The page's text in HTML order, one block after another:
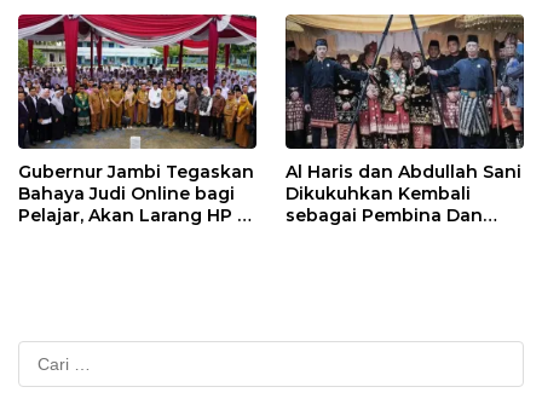
Gubernur Jambi Tegaskan
Bahaya Judi Online bagi
Pelajar, Akan Larang HP di
Al Haris dan Abdullah Sani
Dikukuhkan Kembali
sebagai Pembina Dan